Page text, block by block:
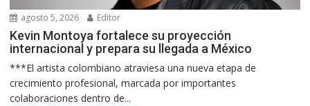
agosto 5, 2026 Editor
Kevin Montoya fortalece su proyección
internacional y prepara su llegada a México
***El artista colombiano atraviesa una nueva etapa de
crecimiento profesional, marcada por importantes
colaboraciones dentro de...